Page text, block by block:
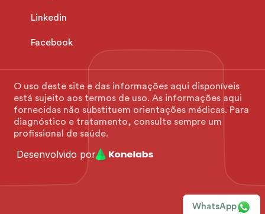
Linkedin
Facebook
O uso deste site e das informações aqui disponíveis
está sujeito aos termos de uso. As informações aqui
fornecidas não substituem orientações médicas. Para
diagnóstico e tratamento, consulte sempre um
profissional de saúde.
Desenvolvido por
WhatsApp
WhatsApp